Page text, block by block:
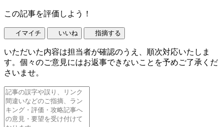
この記事を評価しよう！
イマイチ いいね 指摘する
いただいた内容は担当者が確認のうえ、順次対応いたしま
す。個々のご意見にはお返事できないことを予めご了承くだ
さいませ。